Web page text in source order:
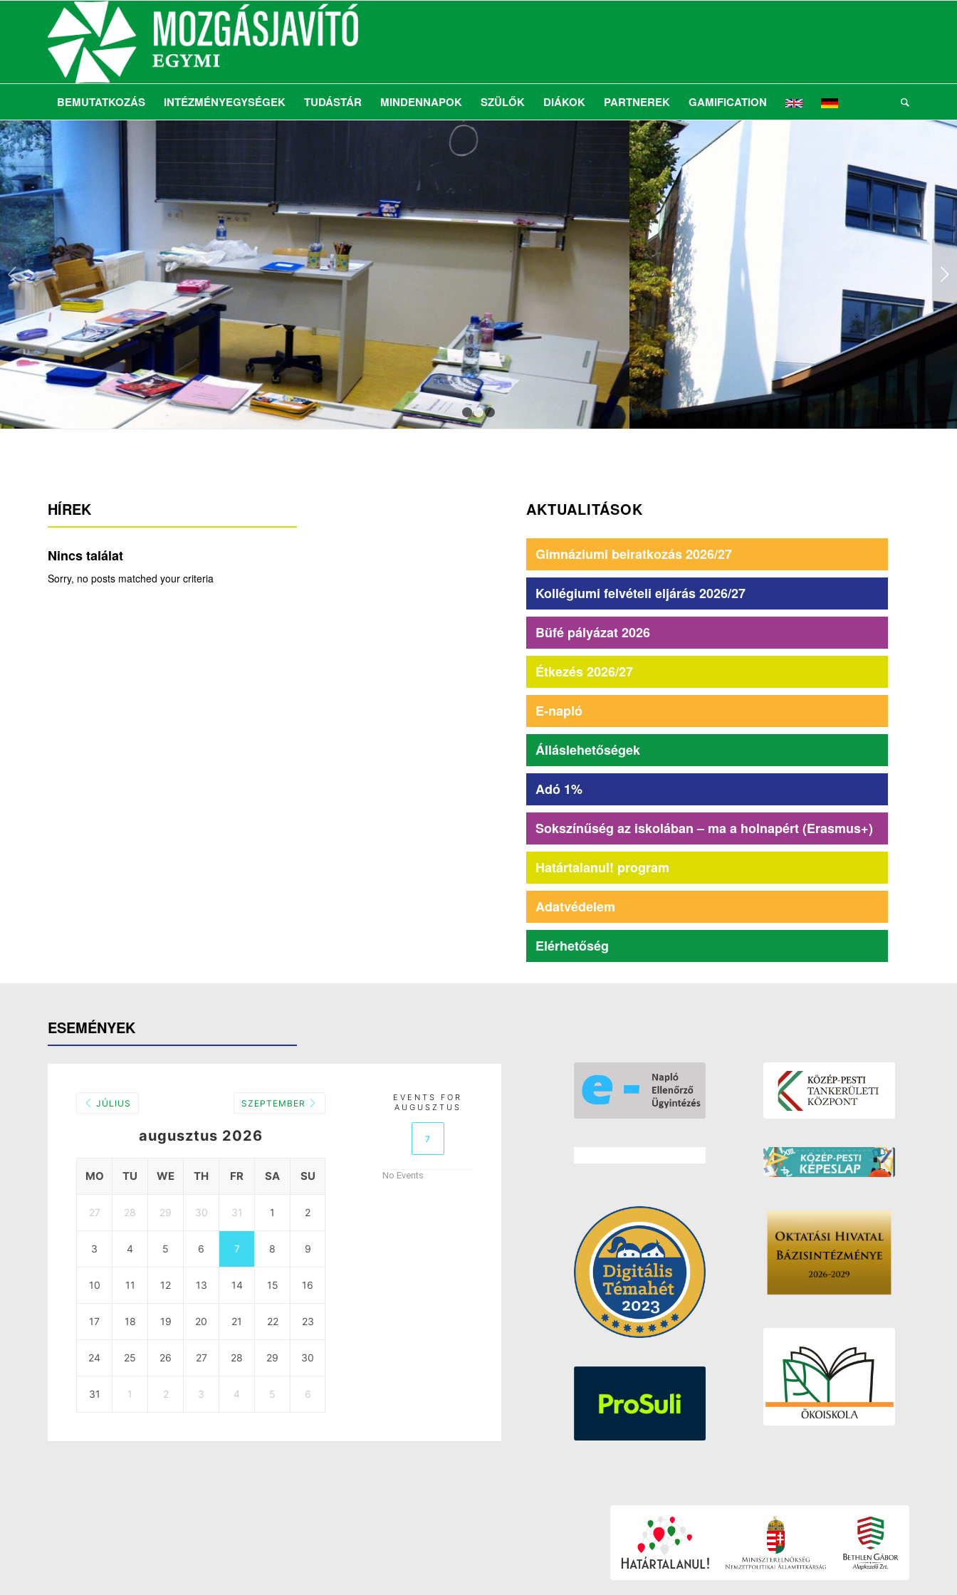
BEMUTATKOZÁS INTÉZMÉNYEGYSÉGEK TUDÁSTÁR MINDENNAPOK SZÜLŐK DIÁKOK PARTNEREK GAMIFICATION
HÍREK
Nincs találat
Sorry, no posts matched your criteria
AKTUALITÁSOK
Gimnáziumi beiratkozás 2026/27
Kollégiumi felvételi eljárás 2026/27
Büfé pályázat 2026
Étkezés 2026/27
E-napló
Álláslehetőségek
Adó 1%
Sokszínűség az iskolában – ma a holnapért (Erasmus+)
Határtalanul! program
Adatvédelem
Elérhetőség
ESEMÉNYEK
JÚLIUS
augusztus 2026
SZEPTEMBER
MO TU WE TH FR SA SU
27 28 29 30 31 1 2
3 4 5 6 7 8 9
10 11 12 13 14 15 16
17 18 19 20 21 22 23
24 25 26 27 28 29 30
31 1 2 3 4 5 6
EVENTS FOR
AUGUSZTUS
7
No Events